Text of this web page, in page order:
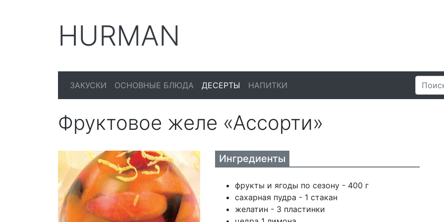
HURMAN
ЗАКУСКИ ОСНОВНЫЕ БЛЮДА ДЕСЕРТЫ НАПИТКИ
Фруктовое желе «Ассорти»
Ингредиенты
фрукты и ягоды по сезону - 400 г
сахарная пудра - 1 стакан
желатин - 3 пластинки